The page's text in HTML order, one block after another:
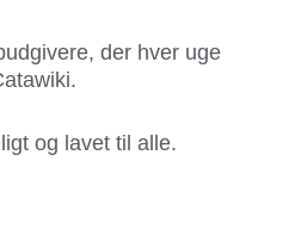
der hver uge
og lavet til alle.